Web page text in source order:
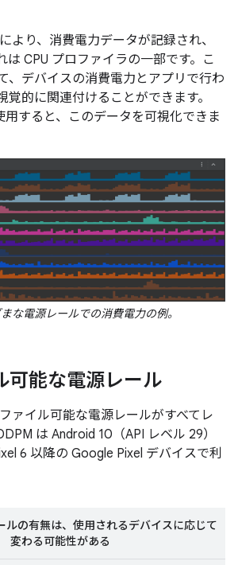
により、消費電力データが記録され、
は CPU プロファイラの一部です。こ
、デバイスの消費電力とアプリで行わ
覚的に関連付けることができます。
すると、このデータを可視化できま
な電源レールでの消費電力の例。
可能な電源レール
ァイル可能な電源レールがすべてレ
は Android 10（API レベル 29）
6 以降の Google Pixel デバイスで利
ルの有無は、使用されるデバイスに応じて
変わる可能性がある